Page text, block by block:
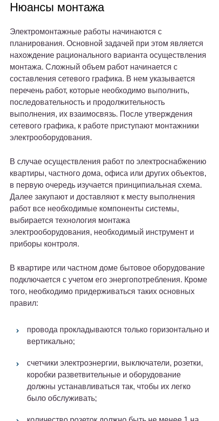
Нюансы монтажа
Электромонтажные работы начинаются с
планирования. Основной задачей при этом является
нахождение рационального варианта осуществления
монтажа. Сложный объем работ начинается с
составления сетевого графика. В нем указывается
перечень работ, которые необходимо выполнить,
последовательность и продолжительность
выполнения, их взаимосвязь. После утверждения
сетевого графика, к работе приступают монтажники
электрооборудования.
В случае осуществления работ по электроснабжению
квартиры, частного дома, офиса или других объектов,
в первую очередь изучается принципиальная схема.
Далее закупают и доставляют к месту выполнения
работ все необходимые компоненты системы,
выбирается технология монтажа
электрооборудования, необходимый инструмент и
приборы контроля.
В квартире или частном доме бытовое оборудование
подключается с учетом его энергопотребления. Кроме
того, необходимо придерживаться таких основных
правил:
провода прокладываются только горизонтально и
вертикально;
счетчики электроэнергии, выключатели, розетки,
коробки разветвительные и оборудование
должны устанавливаться так, чтобы их легко
было обслуживать;